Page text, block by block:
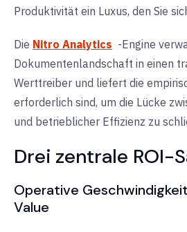
Produktivität ein Luxus, den Sie
Die Nitro Analytics -Engine
Dokumentenlandschaft in einen
Werttreiber und liefert die
erforderlich sind, um die Lücke
und betrieblicher Effizienz zu
Drei zentrale ROI-
Operative
Value